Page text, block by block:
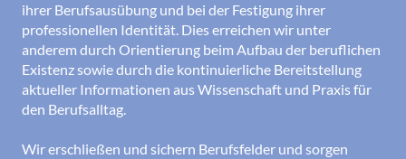
ihrer Berufsausübung und bei der Festigung ihrer
professionellen Identität. Dies erreichen wir unter
anderem durch Orientierung beim Aufbau der beruflichen
Existenz sowie durch die kontinuierliche Bereitstellung
aktueller Informationen aus Wissenschaft und Praxis für
den Berufsalltag.
Wir erschließen und sichern Berufsfelder und sorgen